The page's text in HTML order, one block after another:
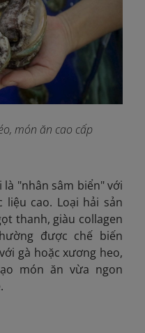
món ăn cao cấp
là "nhân sâm biển" với
cao. Loại hải sản
thanh, giàu collagen
được chế biến
gà hoặc xương heo,
món ăn vừa ngon